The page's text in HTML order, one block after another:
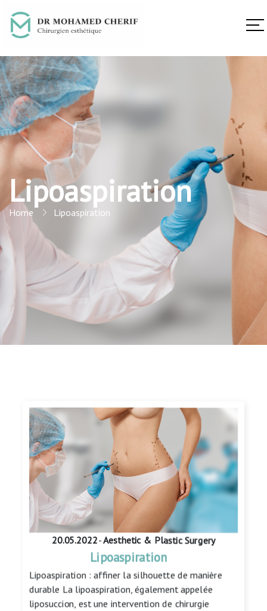
Lipoaspiration
Home Lipoaspiration
20.05.2022-Aesthetic & Plastic Surgery
Lipoaspiration
Lipoaspiration : affiner la silhouette de manière
durable La lipoaspiration, également appelée
liposuccion, est une intervention de chirurgie